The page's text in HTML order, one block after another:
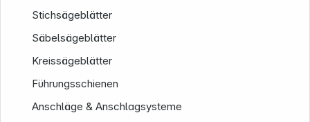
Stichsägeblätter
Säbelsägeblätter
Kreissägeblätter
Führungsschienen
Anschläge & Anschlagsysteme